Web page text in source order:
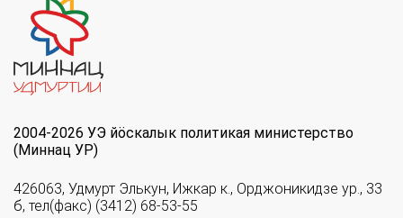
2004-2026 УЭ йöскалык политикая министерство
(Миннац УР)
426063, Удмурт Элькун, Ижкар к., Орджоникидзе ур., 33
б, тел(факс) (3412) 68-53-55